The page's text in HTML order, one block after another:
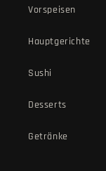
Vorspeisen
Hauptgerichte
Sushi
Desserts
Getränke